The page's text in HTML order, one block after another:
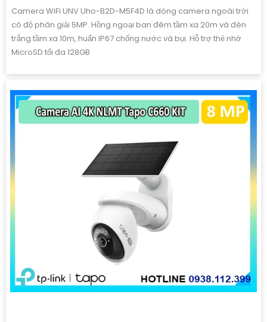
Camera WiFi UNV Uho-B2D-M5F4D là dòng camera ngoài trời
có độ phân giải 5MP. Hồng ngoại ban đêm tầm xa 20m và đèn
trắng tầm xa 10m, huẩn IP67 chống nước và bụi. Hỗ trợ thẻ nhớ
MicroSD tối đa 128GB